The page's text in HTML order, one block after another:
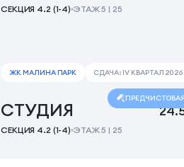
СЕКЦИЯ 4.2 (1-4) ЭТАЖ 5 | 25
ЖК МАЛИНА ПАРК СДАЧА: IV КВАРТАЛ 2026
СТУДИЯ
СЕКЦИЯ 4.2 (1-4) ЭТАЖ 5 | 25